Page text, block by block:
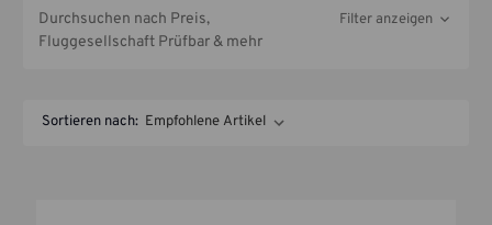
Durchsuchen nach Preis,
Fluggesellschaft Prüfbar & mehr
Filter anzeigen
Sortieren nach: